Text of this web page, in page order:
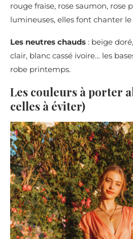
rouge fraise, rose saumon, rose
lumineuses, elles font chanter
Les neutres chauds : beige
clair, blanc cassé ivoire… les
robe printemps.
Les couleurs à porter
celles à éviter)